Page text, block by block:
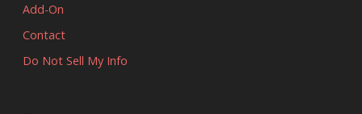
Add-On
Contact
Do Not Sell My Info